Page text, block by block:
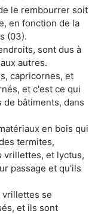
le rembourrer soit
en fonction de la
(03).
sont dus à
autres.
capricornes, et
et c'est ce qui
bâtiments, dans
en bois qui
termites,
vrillettes, et lyctus,
passage et qu'ils
se
et ils sont